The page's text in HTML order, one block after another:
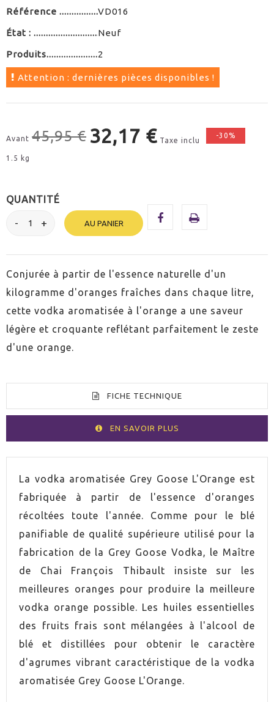
Référence VD016
État : Neuf
Produits 2
Attention : dernières pièces disponibles !
Avant 45,95 € 32,17 € Taxe inclu
-30%
1.5 kg
QUANTITÉ
AU PANIER
Conjurée à partir de l'essence naturelle d'un
kilogramme d'oranges fraîches dans chaque litre,
cette vodka aromatisée à l'orange a une saveur
légère et croquante reflétant parfaitement le zeste
d'une orange.
FICHE TECHNIQUE
EN SAVOIR PLUS
VOLUMEN 100cl
PAYS France
GRADUACIÓN 40,0%
La vodka aromatisée Grey Goose L'Orange est
fabriquée à partir de l'essence d'oranges
récoltées toute l'année. Comme pour le blé
panifiable de qualité supérieure utilisé pour la
fabrication de la Grey Goose Vodka, le Maître
de Chai François Thibault insiste sur les
meilleures oranges pour produire la meilleure
vodka orange possible. Les huiles essentielles
des fruits frais sont mélangées à l'alcool de
blé et distillées pour obtenir le caractère
d'agrumes vibrant caractéristique de la vodka
aromatisée Grey Goose L'Orange.